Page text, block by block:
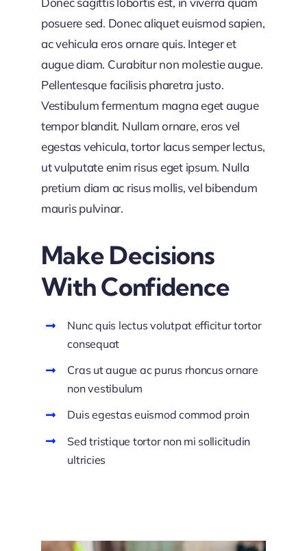
posuere sed. Donec aliquet euismod sapien,
ac vehicula eros ornare quis. Integer et
augue diam. Curabitur non molestie augue.
Pellentesque facilisis pharetra justo.
Vestibulum fermentum magna eget augue
tempor blandit. Nullam ornare, eros vel
egestas vehicula, tortor lacus semper lectus,
ut vulputate enim risus eget ipsum. Nulla
pretium diam ac risus mollis, vel bibendum
mauris pulvinar.
Make Decisions
With Confidence
Nunc quis lectus volutpat efficitur tortor
consequat
Cras ut augue ac purus rhoncus ornare
non vestibulum
Duis egestas euismod commod proin
Sed tristique tortor non mi sollicitudin
ultricies